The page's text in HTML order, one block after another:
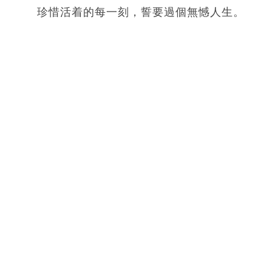
珍惜活着的每一刻，誓要過個無憾人生。